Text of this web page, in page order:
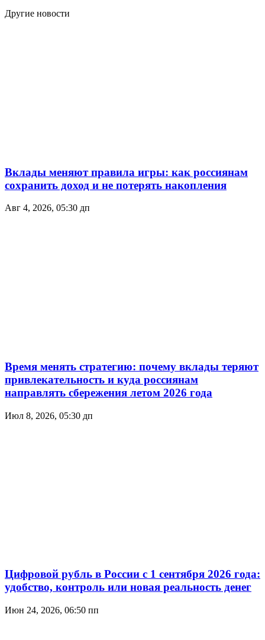
Другие новости
Вклады меняют правила игры: как россиянам
сохранить доход и не потерять накопления
Авг 4, 2026, 05:30 дп
Время менять стратегию: почему вклады теряют
привлекательность и куда россиянам
направлять сбережения летом 2026 года
Июл 8, 2026, 05:30 дп
Цифровой рубль в России с 1 сентября 2026 года:
удобство, контроль или новая реальность денег
Июн 24, 2026, 06:50 пп